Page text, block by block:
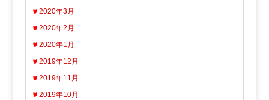
2020年3月
2020年2月
2020年1月
2019年12月
2019年11月
2019年10月